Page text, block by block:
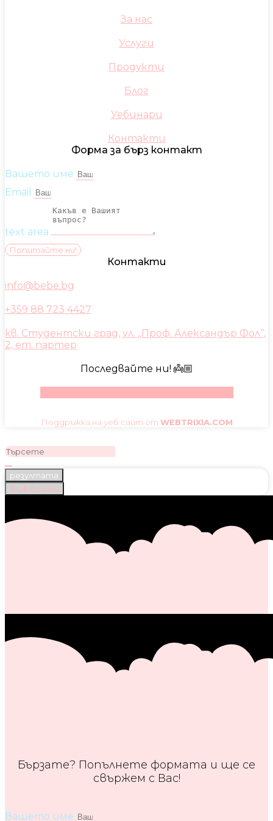
За нас
Услуги
Продукти
Блог
Уебинари
Контакти
Форма за бърз контакт
Вашето име
Email
text area
Попитайте ни!
Контакти
info@bebe.bg
+359 88 723 4427
кв. Студентски град, ул. „Проф. Александър Фол“,
2, ет. партер
Последвайте ни! 👼🏼
Поддръжка на уеб сайт от WEBTRIXIA.COM
резултата
Виж всички
Бързате? Попълнете формата и ще се
свържем с Вас!
Вашето име